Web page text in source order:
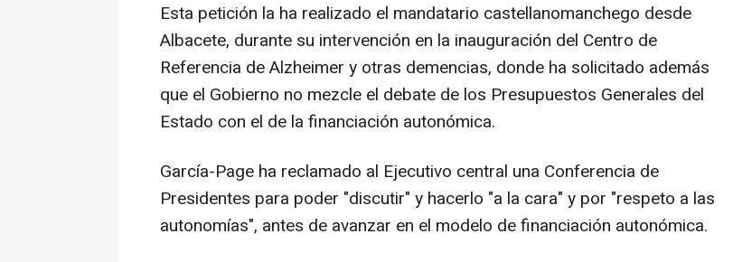
Esta petición la ha realizado el mandatario castellanomanchego desde
Albacete, durante su intervención en la inauguración del Centro de
Referencia de Alzheimer y otras demencias, donde ha solicitado además
que el Gobierno no mezcle el debate de los Presupuestos Generales del
Estado con el de la financiación autonómica.
García-Page ha reclamado al Ejecutivo central una Conferencia de
Presidentes para poder "discutir" y hacerlo "a la cara" y por "respeto a las
autonomías", antes de avanzar en el modelo de financiación autonómica.